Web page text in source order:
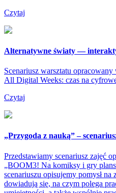
Czytaj
Alternatywne światy —
Scenariusz warsztatu
All Digital Weeks: czas na
Czytaj
„Przygoda z nauką” –
Przedstawiamy scenariusz zajęć
„BOOM3! Na komiksy i gry
scenariuszu opisujemy pomysł
dowiadują się, na czym polega